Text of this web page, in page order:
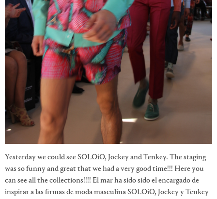
Yesterday we could see SOLOiO, Jockey and Tenkey. The staging
was so funny and great that we had a very good time!!! Here you
can see all the collections!!!! El mar ha sido sido el encargado de
inspirar a las firmas de moda masculina SOLOiO, Jockey y Tenkey